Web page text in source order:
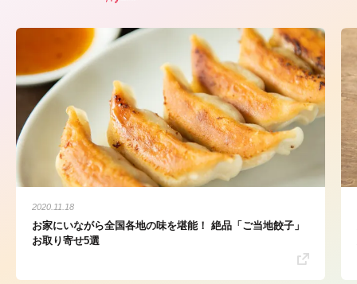
2020.11.18
お家にいながら全国各地の味を堪能！ 絶品「ご当地餃子」
お取り寄せ5選